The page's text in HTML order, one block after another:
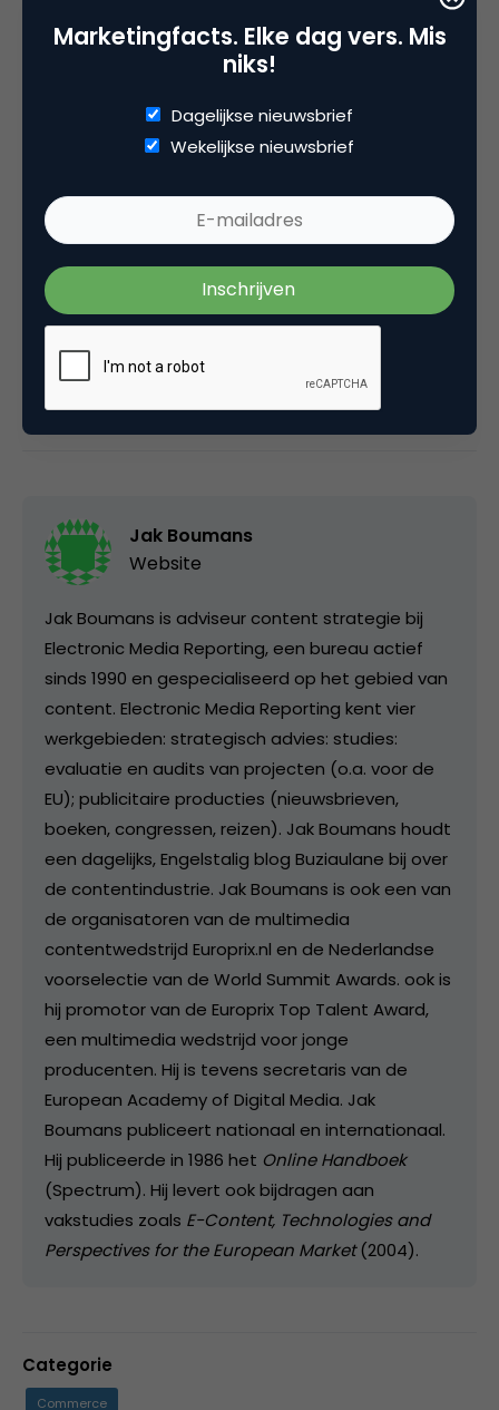
Vragen van pers: Jak Boumans (jak@europrix.nl)
Secretariaat Nederland: +31 6 45482232
(rudi.vansnick@isoc.be)
Deel dit artikel
Kopieer link
Jak Boumans
Website
Jak Boumans is adviseur content strategie bij
Electronic Media Reporting, een bureau actief
sinds 1990 en gespecialiseerd op het gebied van
content. Electronic Media Reporting kent vier
werkgebieden: strategisch advies: studies:
evaluatie en audits van projecten (o.a. voor de
EU); publicitaire producties (nieuwsbrieven,
boeken, congressen, reizen). Jak Boumans houdt
een dagelijks, Engelstalig blog Buziaulane bij over
de contentindustrie. Jak Boumans is ook een van
de organisatoren van de multimedia
contentwedstrijd Europrix.nl en de Nederlandse
voorselectie van de World Summit Awards. ook is
hij promotor van de Europrix Top Talent Award,
een multimedia wedstrijd voor jonge
producenten. Hij is tevens secretaris van de
European Academy of Digital Media. Jak
Boumans publiceert nationaal en internationaal.
Hij publiceerde in 1986 het Online Handboek
(Spectrum). Hij levert ook bijdragen aan
vakstudies zoals E-Content, Technologies and
Perspectives for the European Market(2004).
Categorie
Commerce
Marketingfacts. Elke dag vers. Mis
niks!
Dagelijkse nieuwsbrief
Wekelijkse nieuwsbrief